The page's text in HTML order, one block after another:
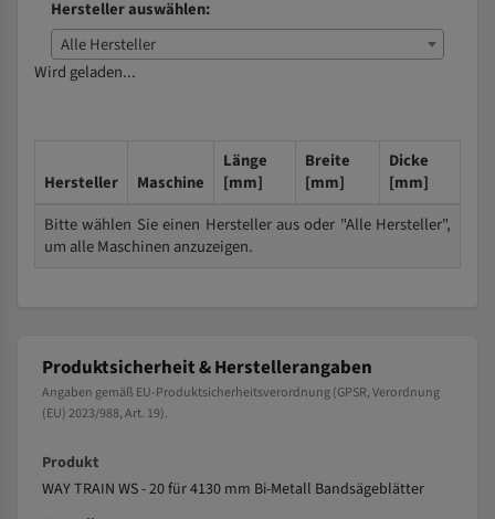
Hersteller auswählen:
Alle Hersteller
Wird geladen...
Hersteller Maschine
Länge
[mm]
Breite
[mm]
Dicke
[mm]
Bitte wählen Sie einen Hersteller aus oder "Alle Hersteller",
um alle Maschinen anzuzeigen.
Produktsicherheit & Herstellerangaben
Angaben gemäß EU-Produktsicherheitsverordnung (GPSR, Verordnung
(EU) 2023/988, Art. 19).
Produkt
WAY TRAIN WS - 20 für 4130 mm Bi-Metall Bandsägeblätter